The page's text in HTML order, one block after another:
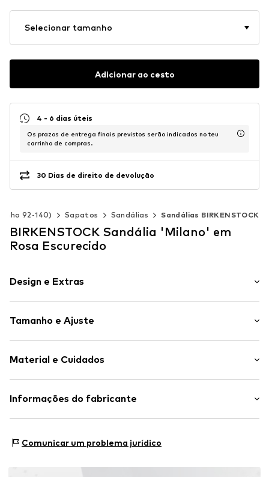
Selecionar tamanho
Adicionar ao cesto
4 - 6 dias úteis
Os prazos de entrega finais previstos serão indicados no teu
carrinho de compras.
30 Dias de direito de devolução
92-140) Sapatos Sandálias Sandálias BIRKENSTOCK
BIRKENSTOCK Sandália 'Milano' em
Rosa Escurecido
Design e Extras
Tampa aberta
Palmilha com forma anatómica
Alça ajustável
Imitação de couro
Artigo n º. BIR2125001000001
Tamanho e Ajuste
Material e Cuidados
Material superior: Sintético
Contém partes não-têxteis de origem animal: sim
Informações do fabricante
DE
Comunicar um problema jurídico